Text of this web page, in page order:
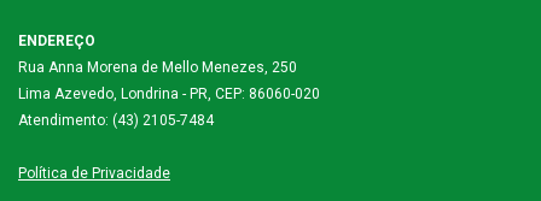
ENDEREÇO
Rua Anna Morena de Mello Menezes, 250
Lima Azevedo, Londrina - PR, CEP: 86060-020
Atendimento: (43) 2105-7484
Política de Privacidade